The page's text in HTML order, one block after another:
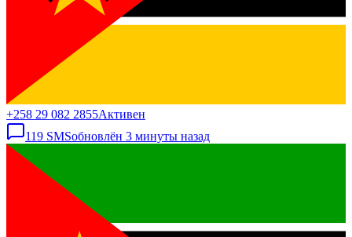
+258 29 082 2855Активен
119 SMSобновлён 3 минуты назад